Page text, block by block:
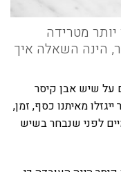
מטרידה
הינה השאלה איך
על שיש אבן קיסר
מאיתנו כסף, זמן,
לפני שנבחר בשיש